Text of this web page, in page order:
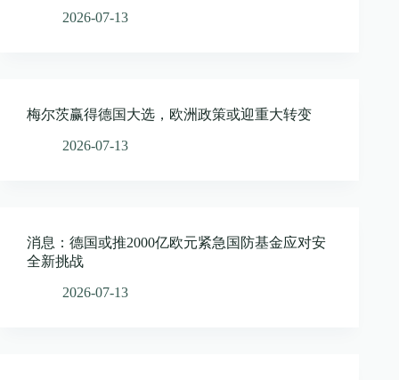
2026-07-13
梅尔茨赢得德国大选，欧洲政策或迎重大转变
2026-07-13
消息：德国或推2000亿欧元紧急国防基金应对安
全新挑战
2026-07-13